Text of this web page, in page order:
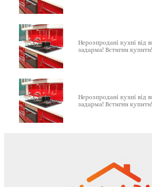
Нерозпродані кухні від
задарма! Встигни
Нерозпродані кухні від
задарма! Встигни